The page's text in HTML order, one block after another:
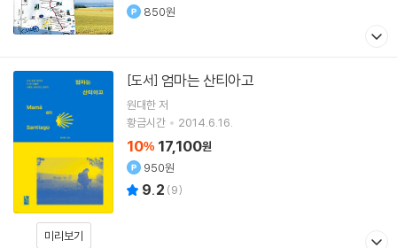
850원
미리보기
[도서] 엄마는 산티아고
원대한 저
황금시간
2014.6.16.
10% 17,100원
950원
9.2 (9)